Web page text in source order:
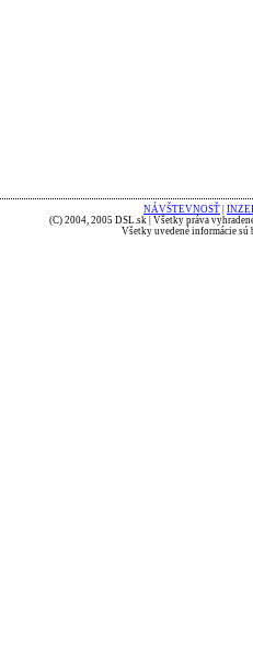
NÁVŠTEVNOSŤ
(C) 2004, 2005 DSL.sk | Všetky práva
Všetky uvedené informácie sú